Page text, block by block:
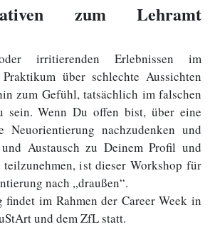
zum Lehramt
irritierenden Erlebnissen im
über schlechte Aussichten
zum Gefühl, tatsächlich im falschen
sein. Wenn Du offen bist, über eine
Neuorientierung nachzudenken und
Austausch zu Deinem Profil und
ist dieser Workshop für
nach „draußen“.
findet im Rahmen der Career Week in
und dem ZfL statt.